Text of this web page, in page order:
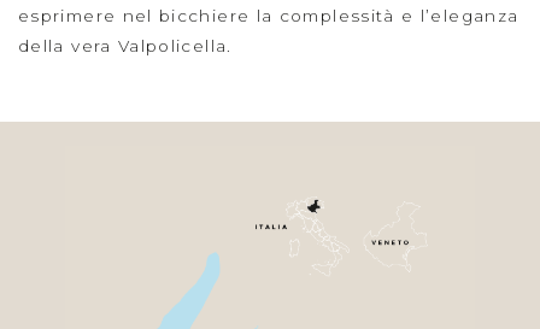
esprimere nel bicchiere la complessità e l’eleganza
della vera Valpolicella.